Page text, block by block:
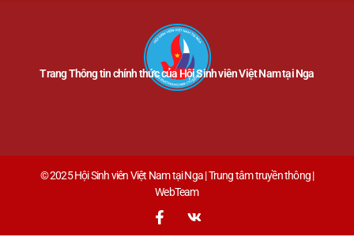
Trang Thông tin chính thức của Hội Sinh viên Việt Nam tại Nga
© 2025 Hội Sinh viên Việt Nam tại Nga | Trung tâm truyền thông |
WebTeam